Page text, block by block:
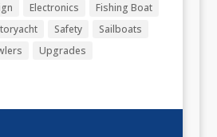
Electronics
Fishing Boat
Safety
Sailboats
Upgrades